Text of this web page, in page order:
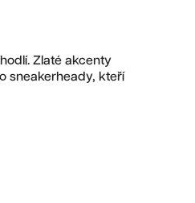
Zlaté akcenty
sneakerheady, kteří